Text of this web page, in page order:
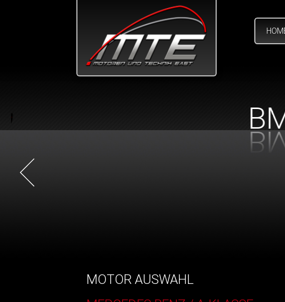
MOTOR AUSWAHL